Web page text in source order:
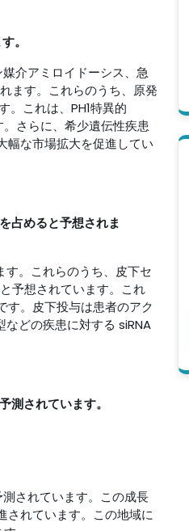
す。
介アミロイドーシス、急
ます。これらのうち、原発
。これは、PH1特異的
さらに、希少遺伝性疾患
幅な市場拡大を促進してい
占めると予想されま
。これらのうち、皮下セ
予想されています。これ
す。皮下投与は患者のアク
どの疾患に対する siRNA
されています。
されています。この成長
されています。この地域に